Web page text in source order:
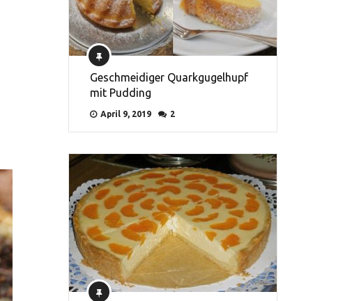
Geschmeidiger Quarkgugelhupf
mit Pudding
April 9, 2019 2